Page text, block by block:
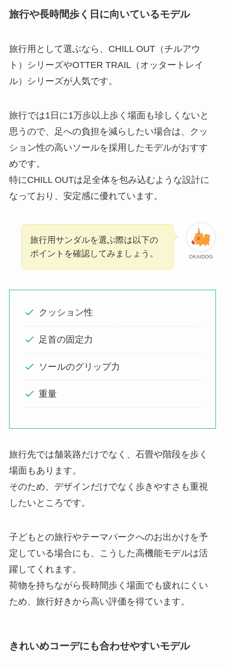
旅行や長時間歩く日に向いているモデル
旅行用として選ぶなら、CHILL OUT（チルアウ
ト）シリーズやOTTER TRAIL（オッタートレイ
ル）シリーズが人気です。
旅行では1日に1万歩以上歩く場面も珍しくないと
思うので、足への負担を減らしたい場合は、クッ
ション性の高いソールを採用したモデルがおすす
めです。
特にCHILL OUTは足全体を包み込むような設計に
なっており、安定感に優れています。
OKAIDOG
旅行用サンダルを選ぶ際は以下の
ポイントを確認してみましょう。
クッション性
足首の固定力
ソールのグリップ力
重量
旅行先では舗装路だけでなく、石畳や階段を歩く
場面もあります。
そのため、デザインだけでなく歩きやすさも重視
したいところです。
子どもとの旅行やテーマパークへのお出かけを予
定している場合にも、こうした高機能モデルは活
躍してくれます。
荷物を持ちながら長時間歩く場面でも疲れにくい
ため、旅行好きから高い評価を得ています。
きれいめコーデにも合わせやすいモデル